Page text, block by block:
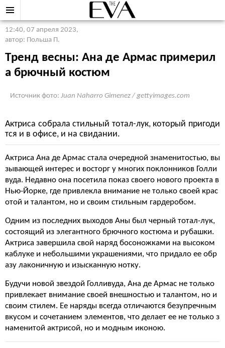
12:40, 07 апреля 2023,
автор: Польша П.
Tренд весны: Ана де Армас примерил
а брючный костюм
Источник фото: Juan Naharro Gimenez / gettyimages.com
Актриса собрала стильный тотал-лук, который пригоди
тся и в офисе, и на свидании.
Актриса Ана де Армас стала очередной знаменитостью, вы
зывающей интерес и восторг у многих поклонников Голли
вуда. Недавно она посетила показ своего нового проекта в
Нью-Йорке, где привлекла внимание не только своей крас
отой и талантом, но и своим стильным гардеробом.
Одним из последних выходов Аны был черный тотал-лук,
состоящий из элегантного брючного костюма и рубашки.
Актриса завершила свой наряд босоножками на высоком
каблуке и небольшими украшениями, что придало ее обр
азу лаконичную и изысканную нотку.
Будучи новой звездой Голливуда, Ана де Армас не только
привлекает внимание своей внешностью и талантом, но и
своим стилем. Ее наряды всегда отличаются безупречным
вкусом и сочетанием элементов, что делает ее не только з
наменитой актрисой, но и модным иконою.